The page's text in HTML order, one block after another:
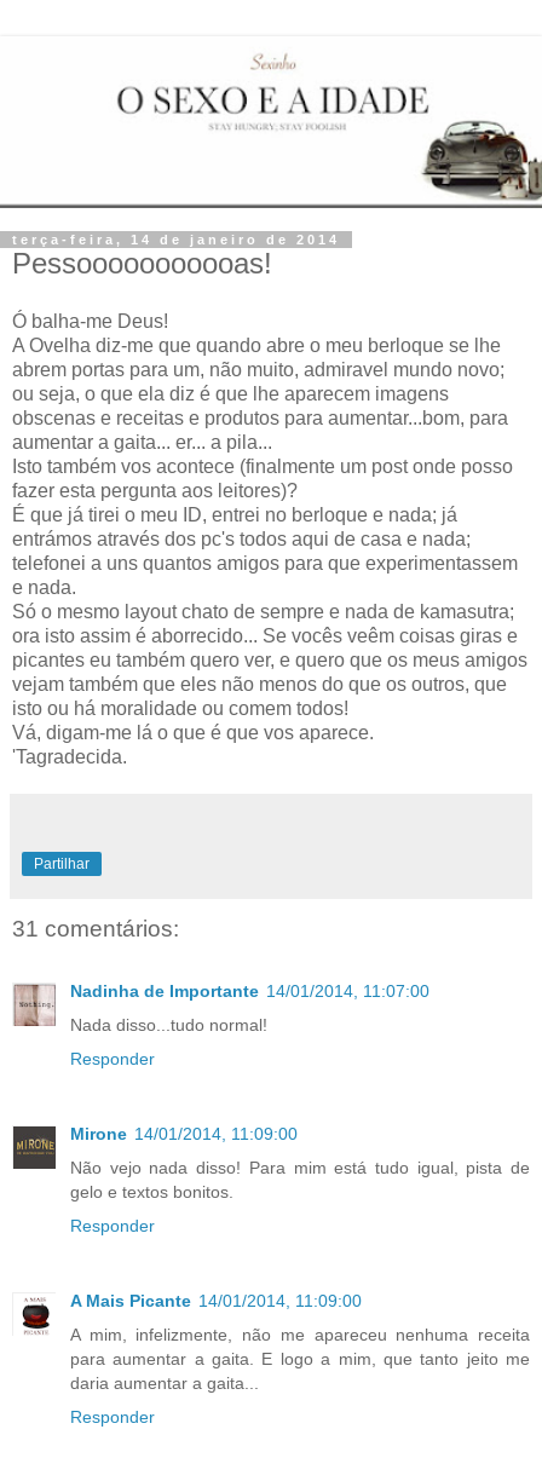
terça-feira, 14 de janeiro de 2014
Pessooooooooooas!
Ó balha-me Deus!
A Ovelha diz-me que quando abre o meu berloque se lhe
abrem portas para um, não muito, admiravel mundo novo;
ou seja, o que ela diz é que lhe aparecem imagens
obscenas e receitas e produtos para aumentar...bom, para
aumentar a gaita... er... a pila...
Isto também vos acontece (finalmente um post onde posso
fazer esta pergunta aos leitores)?
É que já tirei o meu ID, entrei no berloque e nada; já
entrámos através dos pc's todos aqui de casa e nada;
telefonei a uns quantos amigos para que experimentassem
e nada.
Só o mesmo layout chato de sempre e nada de kamasutra;
ora isto assim é aborrecido... Se vocês veêm coisas giras e
picantes eu também quero ver, e quero que os meus amigos
vejam também que eles não menos do que os outros, que
isto ou há moralidade ou comem todos!
Vá, digam-me lá o que é que vos aparece.
'Tagradecida.
Partilhar
31 comentários:
Nadinha de Importante 14/01/2014, 11:07:00
Nada disso...tudo normal!
Responder
Mirone 14/01/2014, 11:09:00
Não vejo nada disso! Para mim está tudo igual, pista de
gelo e textos bonitos.
Responder
A Mais Picante 14/01/2014, 11:09:00
A mim, infelizmente, não me apareceu nenhuma receita
para aumentar a gaita. E logo a mim, que tanto jeito me
daria aumentar a gaita...
Responder